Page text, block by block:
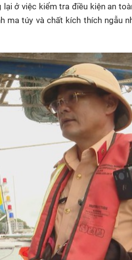
ở việc kiểm tra điều kiện an
ma túy và chất kích thích ngẫu